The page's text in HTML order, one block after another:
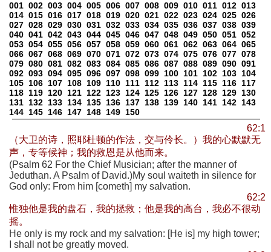
001 002 003 004 005 006 007 008 009 010 011 012 013
014 015 016 017 018 019 020 021 022 023 024 025 026
027 028 029 030 031 032 033 034 035 036 037 038 039
040 041 042 043 044 045 046 047 048 049 050 051 052
053 054 055 056 057 058 059 060 061 062 063 064 065
066 067 068 069 070 071 072 073 074 075 076 077 078
079 080 081 082 083 084 085 086 087 088 089 090 091
092 093 094 095 096 097 098 099 100 101 102 103 104
105 106 107 108 109 110 111 112 113 114 115 116 117
118 119 120 121 122 123 124 125 126 127 128 129 130
131 132 133 134 135 136 137 138 139 140 141 142 143
144 145 146 147 148 149 150
62:1
（大卫的诗，照耶杜顿的作法，交与伶长。）我的心默默无
声，专等候神；我的救恩是从他而来。
(Psalm 62 For the Chief Musician; after the manner of
Jeduthan. A Psalm of David.)My soul waiteth in silence for
God only: From him [cometh] my salvation.
62:2
惟独他是我的盘石，我的拯救；他是我的高台，我必不很动
摇。
He only is my rock and my salvation: [He is] my high tower;
I shall not be greatly moved.